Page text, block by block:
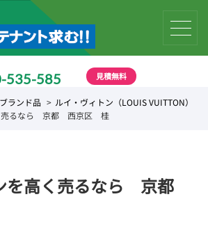
535-585 見積無料
ブランド品
ルイ・ヴィトン（LOUIS VUITTON）
売るなら 京都 西京区 桂
を高く売るなら 京都